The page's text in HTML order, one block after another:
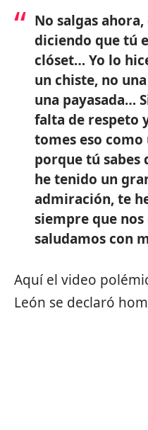
No salgas ahora,
diciendo que tú
clóset… Yo lo
un chiste, no
una payasada…
falta de respeto
tomes eso como
porque tú sabes
he tenido un
admiración, te
siempre que
saludamos con
Aquí el video
León se declaró